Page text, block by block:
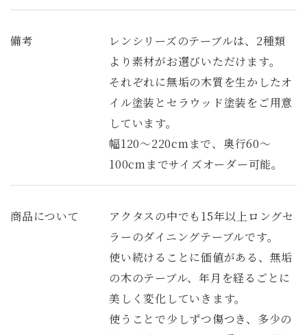
備考
レンシリーズのテーブルは、2種類
より素材がお選びいただけます。
それぞれに無垢の木質を生かしたオ
イル塗装とセラウッド塗装をご用意
しています。
幅120～220cmまで、奥行60～
100cmまでサイズオーダー可能。
商品について
アクタスの中でも15年以上ロングセ
ラーのダイニングテーブルです。
使い続けることに価値がある、無垢
の木のテーブル、年月を経るごとに
美しく変化していきます。
使うことで少しずつ傷つき、多少の